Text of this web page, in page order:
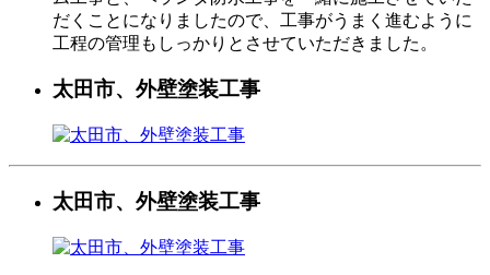
だくことになりましたので、工事がうまく進むように
工程の管理もしっかりとさせていただきました。
太田市、外壁塗装工事
太田市、外壁塗装工事